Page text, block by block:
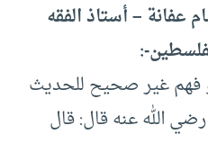
عفانة – أستاذ الفقه
:
فهم غير صحيح للحديث
الله عنه قال: قال